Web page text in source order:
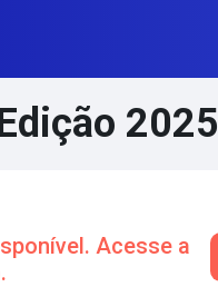
2025
Acesse a